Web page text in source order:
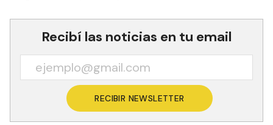
Recibí las noticias en tu email
RECIBIR NEWSLETTER